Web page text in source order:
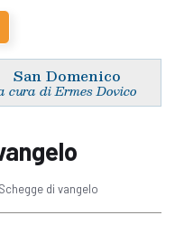
San Domenico
cura di Ermes Dovico
Schegge di vangelo